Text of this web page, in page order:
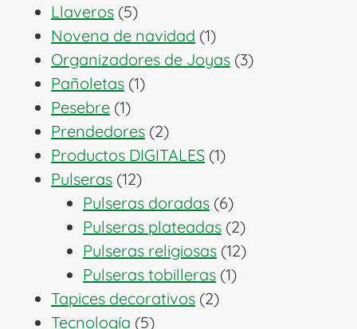
Llaveros 55
productos
Novena de navidad 11
producto
Organizadores de Joyas 33
Pañoletas 11
Pesebre 11
producto
Prendedores 22
productos
Productos DIGITALES 11
Pulseras 1212
productos
Pulseras doradas 66
productos
Pulseras plateadas 22
productos
Pulseras religiosas 1212
Pulseras tobilleras 11
Tapices decorativos 22
Tecnología 55